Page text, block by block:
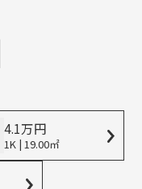
4.1万円
1K | 19.00㎡